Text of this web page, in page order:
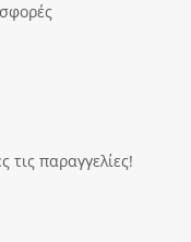
παραγγελίες!